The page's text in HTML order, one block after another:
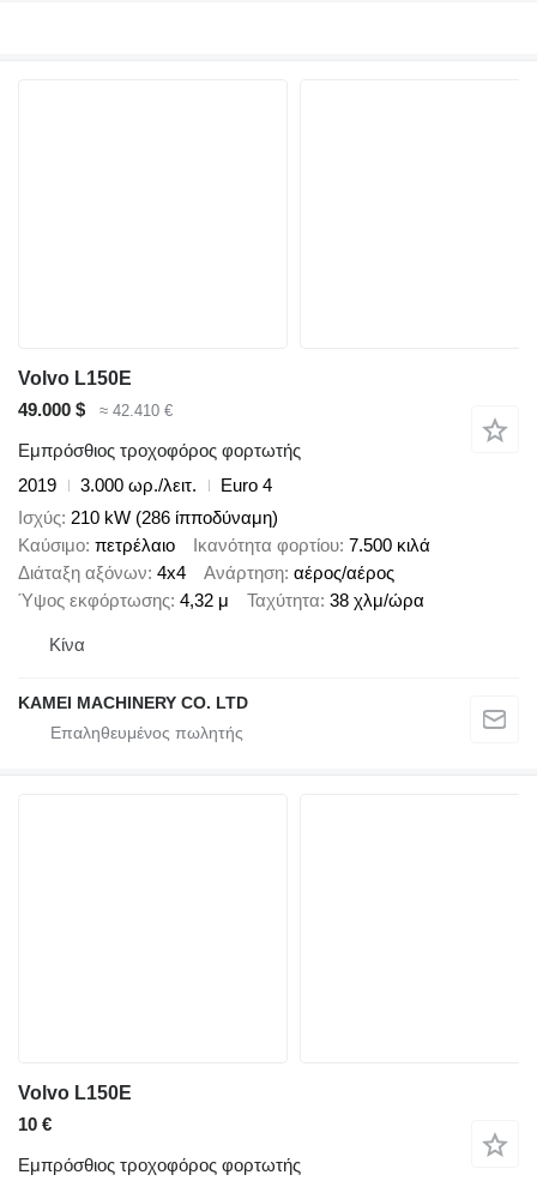
Volvo L150E
49.000 $
≈ 42.410 €
Εμπρόσθιος τροχοφόρος φορτωτής
2019
3.000 ωρ./λειτ.
Euro 4
Ισχύς 210 kW (286 ίπποδύναμη)
Καύσιμο πετρέλαιο Ικανότητα φορτίου 7.500 κιλά
Διάταξη αξόνων 4x4 Ανάρτηση αέρος/αέρος
Ύψος εκφόρτωσης 4,32 μ Ταχύτητα 38 χλμ/ώρα
Κίνα
KAMEI MACHINERY CO. LTD
Volvo L150E
10 €
Εμπρόσθιος τροχοφόρος φορτωτής